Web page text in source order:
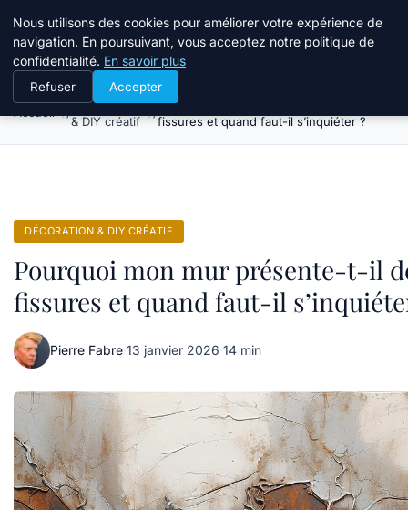
Atelier Designers
Décoration
& DIY créatif
Pourquoi mon mur présente-t-il des
fissures et quand faut-il s’inquiéter ?
DÉCORATION & DIY CRÉATIF
Pourquoi mon mur présente-t-il
fissures et quand faut-il
Pierre Fabre·13 janvier 2026·14 min
Nous utilisons des cookies pour améliorer votre expérience de
navigation. En poursuivant, vous acceptez notre politique de
confidentialité. En savoir plus
Refuser Accepter